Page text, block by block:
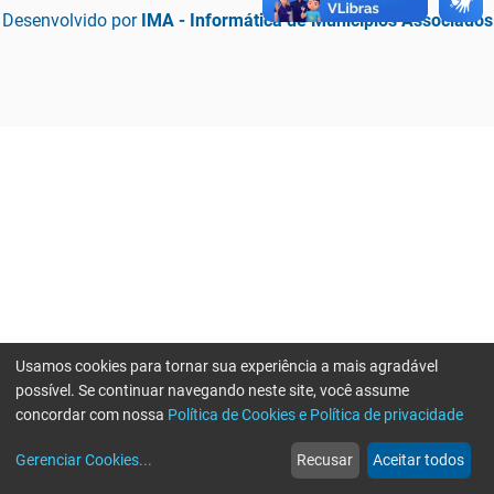
Desenvolvido por IMA - Informática de Municípios Associados
web
Notícias
more_horiz
Mais
Usamos cookies para tornar sua experiência a mais agradável
possível. Se continuar navegando neste site, você assume
concordar com nossa Política de Cookies e Política de privacidade
Gerenciar Cookies... Recusar Aceitar todos
Erro ao enviar informações, por favor tente novamente